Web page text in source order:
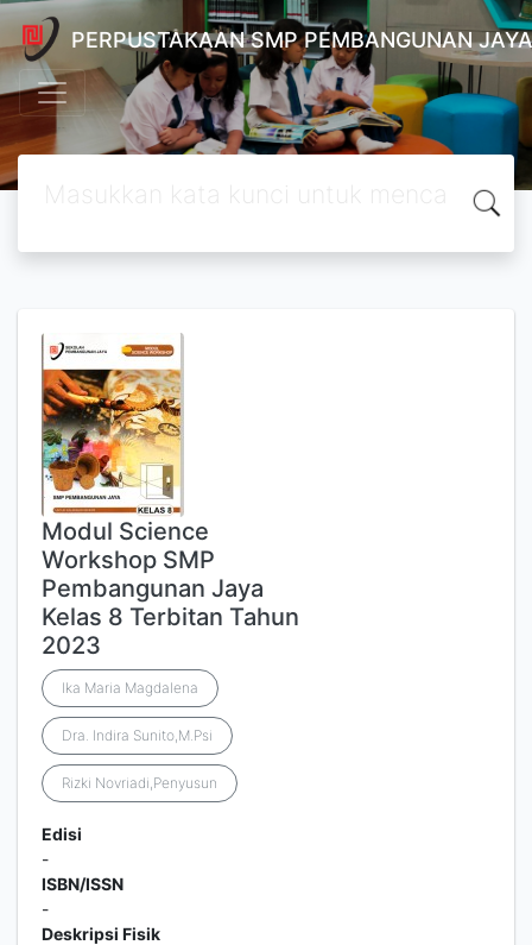
PERPUSTAKAAN SMP PEMBANGUNAN
Modul Science
Workshop SMP
Pembangunan Jaya
Kelas 8 Terbitan Tahun
2023
Ika Maria Magdalena
Dra. Indira Sunito,M.Psi
Rizki Novriadi,Penyusun
Edisi
-
ISBN/ISSN
-
Deskripsi Fisik